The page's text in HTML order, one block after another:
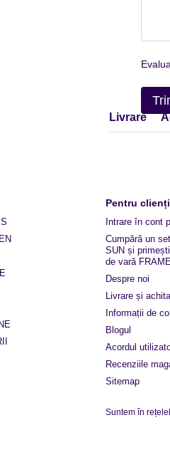
Livrare
Pentru
Intrare în cont
Cumpără un
SUN și
de vară
Despre noi
Livrare și
Informații de
Blogul
Acordul
Recenziile
Sitemap
Suntem în